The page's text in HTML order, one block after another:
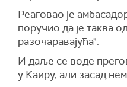
Реаговао је
поручио да је таква
разочаравајућа".
И даље се воде
у Каиру, али засад